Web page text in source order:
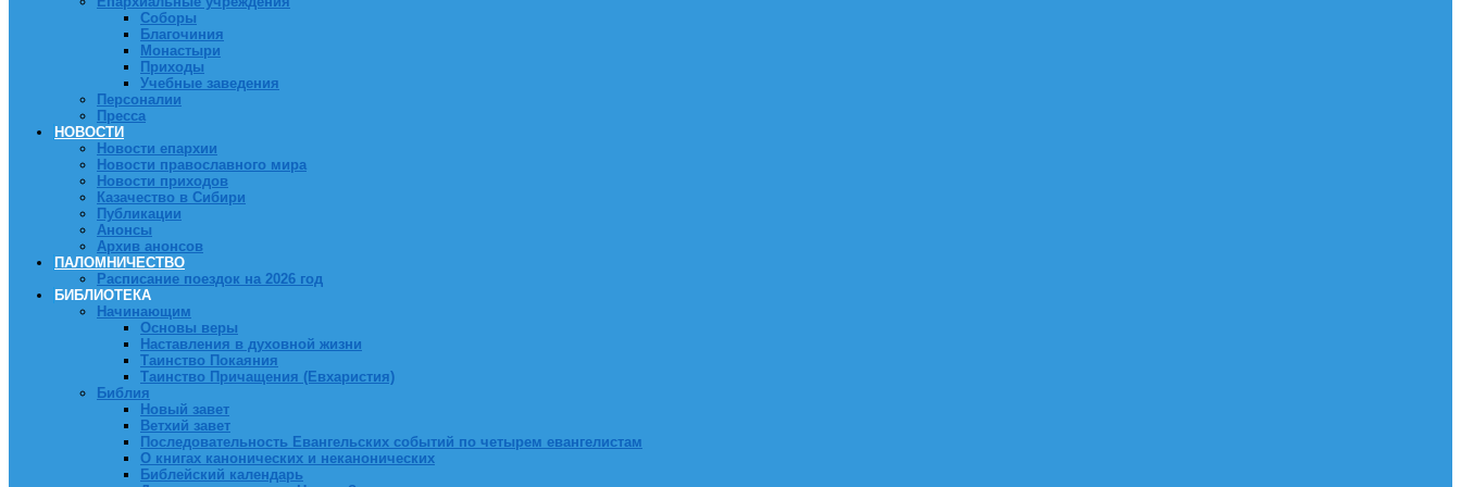
Соборы
Благочиния
Монастыри
Приходы
Учебные заведения
Персоналии
Пресса
НОВОСТИ
Новости епархии
Новости православного мира
Новости приходов
Казачество в Сибири
Публикации
Анонсы
Архив анонсов
ПАЛОМНИЧЕСТВО
Расписание поездок на 2026 год
БИБЛИОТЕКА
Начинающим
Основы веры
Наставления в духовной жизни
Таинство Покаяния
Таинство Причащения (Евхаристия)
Библия
Новый завет
Ветхий завет
Последовательность Евангельских событий по четырем евангелистам
О книгах канонических и неканонических
Библейский календарь